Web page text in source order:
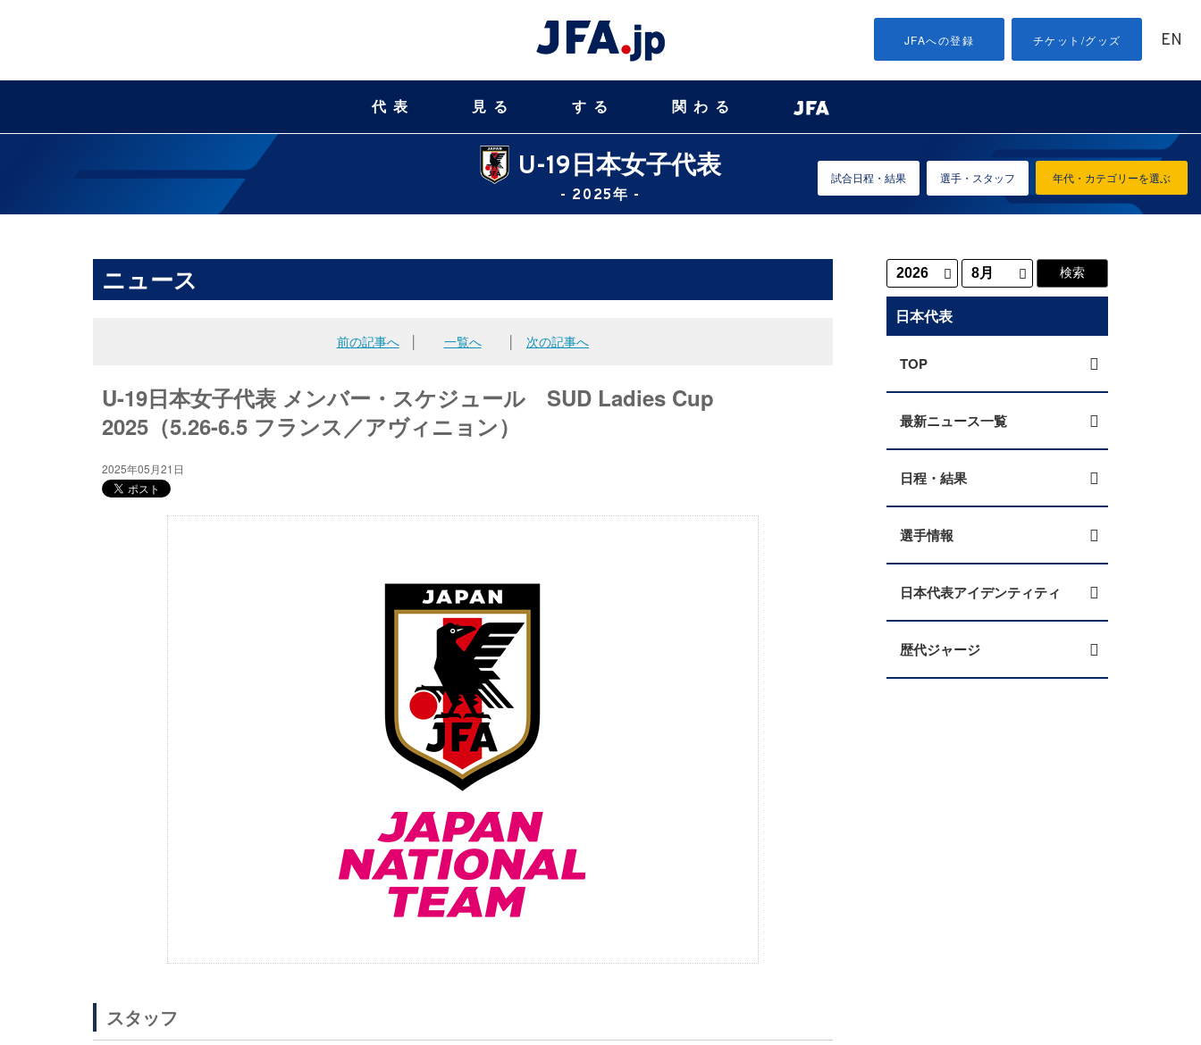
JFAへの登録 チケット/グッズ EN
代表 見る する 関わる
U-19日本女子代表
- 2025年 -
年代・カテゴリーを選ぶ
試合日程・結果 選手・スタッフ
ニュース
前の記事へ│ 一覧へ 次の記事へ
U-19日本女子代表 メンバー・スケジュール SUD Ladies Cup
2025（5.26-6.5 フランス／アヴィニョン）
2025年05月21日
スタッフ
日本代表
TOP
最新ニュース一覧
日程・結果
選手情報
日本代表アイデンティティ
歴代ジャージ